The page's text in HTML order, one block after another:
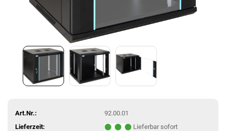
Art.Nr.:
92.00.01
Lieferzeit:
Lieferbar sofort